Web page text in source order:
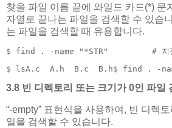
찾을 파일 이름 끝에 와일드 카드(*) 문
자열로 끝나는 파일을 검색할 수 있습
는 파일을 검색할 때 유용합니다.
$ find . -name "*STR"         # 지정
$ lsA.c  A.h  B.c  B.h$ find . -
3.8 빈 디렉토리 또는 크기가 0인 파일
“-empty” 표현식을 사용하여, 빈 디렉
일을 검색할 수 있습니다.